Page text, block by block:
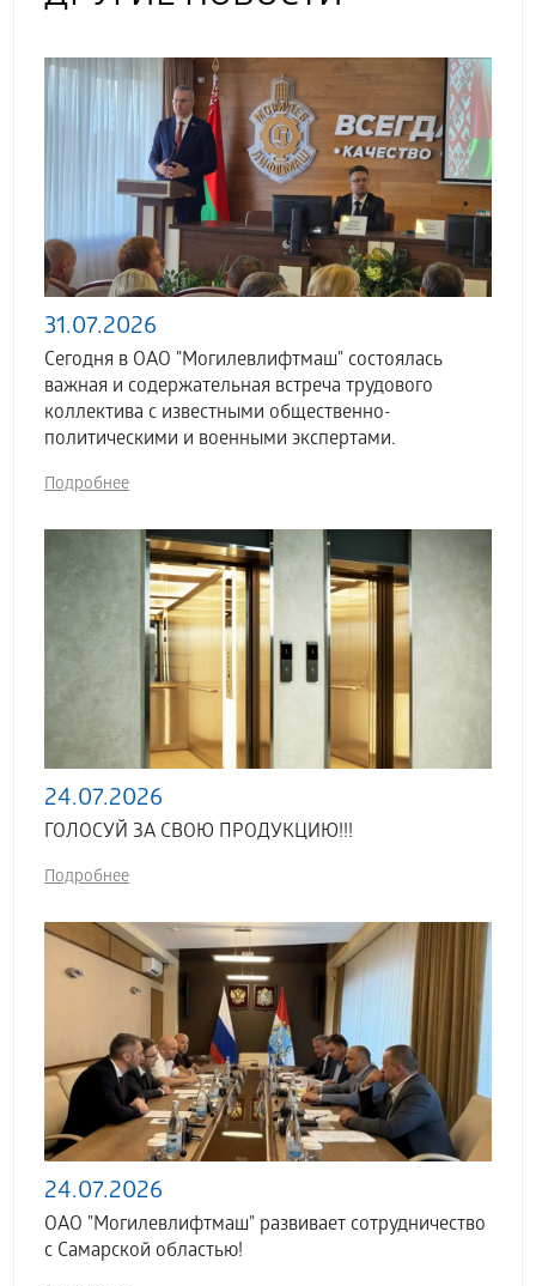
31.07.2026
Сегодня в ОАО "Могилевлифтмаш" состоялась
важная и содержательная встреча трудового
коллектива с известными общественно-
политическими и военными экспертами.
Подробнее
24.07.2026
ГОЛОСУЙ ЗА СВОЮ ПРОДУКЦИЮ!!!
Подробнее
24.07.2026
ОАО "Могилевлифтмаш" развивает сотрудничество
с Самарской областью!